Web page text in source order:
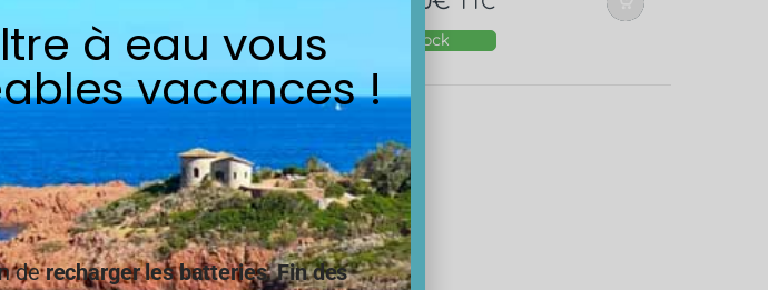
En stock
à eau vous
vacances !
derecharger les batteries.Fin des